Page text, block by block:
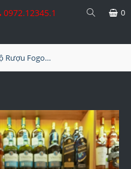
0972.12345.1 0
Bộ Rượu Fogoso Sparkling 5 màu